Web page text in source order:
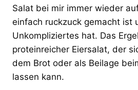
Salat bei mir immer wieder
einfach ruckzuck gemacht ist
Unkompliziertes hat. Das
proteinreicher Eiersalat, der
dem Brot oder als Beilage
lassen kann.